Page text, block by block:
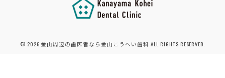
© 2026 金山周辺の歯医者なら金山こうへい歯科 ALL RIGHTS RESERVED.